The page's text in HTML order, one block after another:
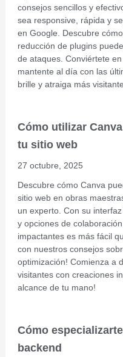
consejos sencillos y
sea responsive, rápida y
en Google. Descubre
reducción de plugins
de ataques. Conviértete
mantente al día con las
brille y atraiga más
Cómo utilizar
tu sitio web
27 octubre, 2025
Descubre cómo Canva
sitio web en obras
un experto. Con su
y opciones de
impactantes es más fácil
con nuestros consejos
optimización! Comienza a
visitantes con creaciones
alcance de tu mano!
Cómo
backend